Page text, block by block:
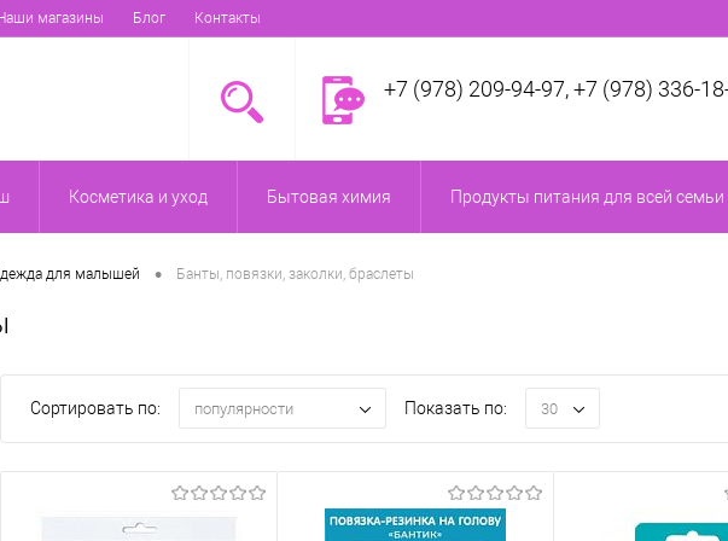
магазины Блог Контакты
+7 (978) 209-94-97, +7 (978) 336-
Косметика и уход Бытовая химия Продукты питания для всей семьи
для малышей • Банты, повязки, заколки, браслеты
Сортировать по: популярности Показать по: 30